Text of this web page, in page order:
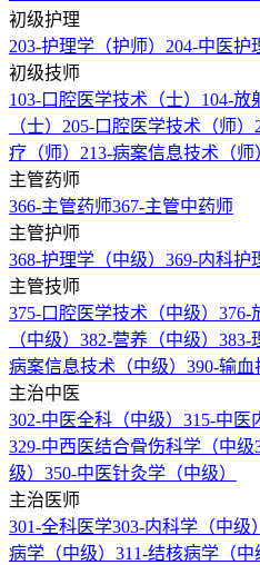
初级护理
203-护理学（护师） 204-中医护
初级技师
103-口腔医学技术（士） 104-放
（士） 205-口腔医学技术（师）
疗（师） 213-病案信息技术（师
主管药师
366-主管药师367-主管中药师
主管护师
368-护理学（中级） 369-内科护
主管技师
375-口腔医学技术（中级） 376-
（中级） 382-营养（中级） 383-
病案信息技术（中级） 390-输血
主治中医
302-中医全科（中级） 315-中医
329-中西医结合骨伤科学（中级
级） 350-中医针灸学（中级）
主治医师
301-全科医学303-内科学（中级）
病学（中级） 311-结核病学（中